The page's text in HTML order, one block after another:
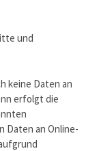
und
keine Daten an
erfolgt die
Daten an Online-